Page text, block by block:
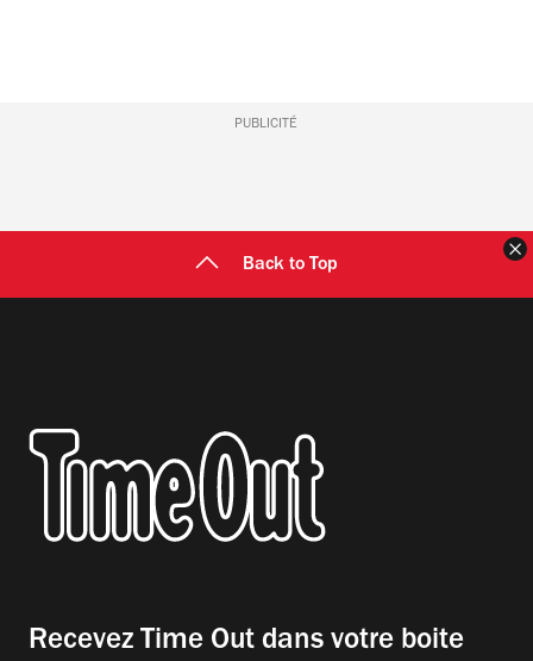
PUBLICITÉ
Back to Top
Recevez Time Out dans votre boite